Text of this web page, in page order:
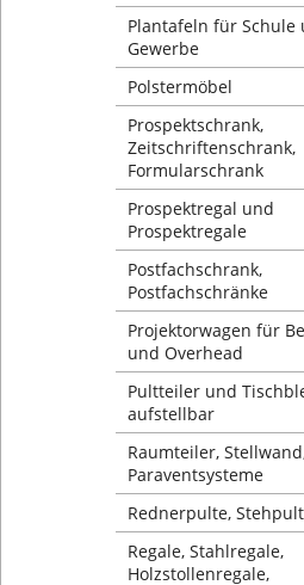
Plantafeln für Schule
Gewerbe
Polstermöbel
Prospektschrank,
Zeitschriftenschrank,
Formularschrank
Prospektregal und
Prospektregale
Postfachschrank,
Postfachschränke
Projektorwagen für
und Overhead
Pultteiler und
aufstellbar
Raumteiler,
Paraventsysteme
Rednerpulte,
Regale, Stahlregale,
Holzstollenregale,